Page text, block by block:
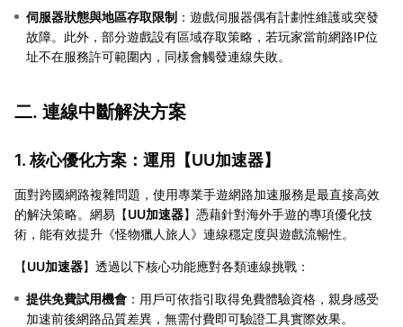
伺服器狀態與地區存取限制 ：遊戲伺服器偶有計劃性維護或突發
故障。此外，部分遊戲設有區域存取策略，若玩家當前網路IP位
址不在服務許可範圍內，同樣會觸發連線失敗。
二. 連線中斷解決方案
1. 核心優化方案：運用【UU加速器】
面對跨國網路複雜問題，使用專業手遊網路加速服務是最直接高效
的解決策略。網易【UU加速器】憑藉針對海外手遊的專項優化技
術，能有效提升《怪物獵人旅人》連線穩定度與遊戲流暢性。
【UU加速器】透過以下核心功能應對各類連線挑戰：
提供免費試用機會 ：用戶可依指引取得免費體驗資格，親身感受
加速前後網路品質差異，無需付費即可驗證工具實際效果。